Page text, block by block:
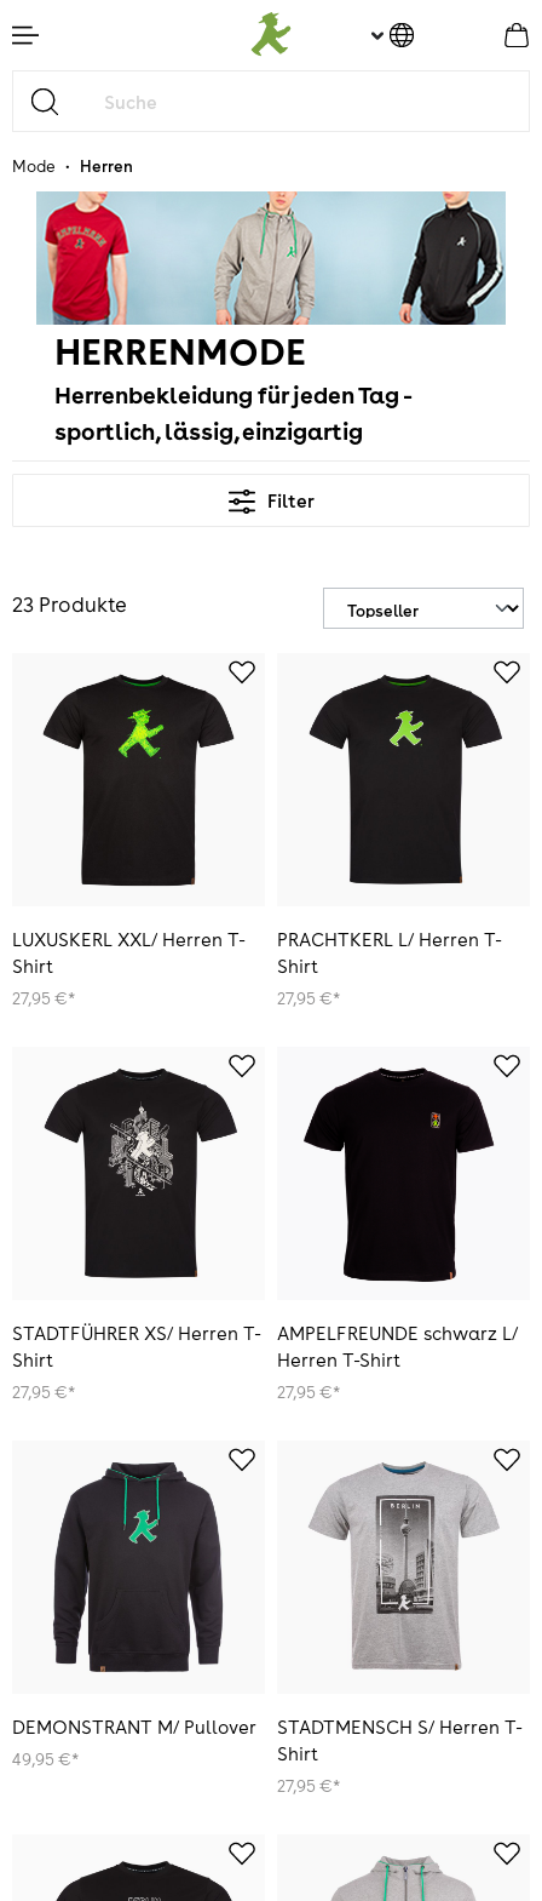
springen
Mode • Herren
HERRENMODE
Herrenbekleidung für jeden Tag -
sportlich, lässig, einzigartig
Filter
23 Produkte
LUXUSKERL XXL/ Herren T-
Shirt
27,95 €*
PRACHTKERL L/ Herren T-
Shirt
27,95 €*
STADTFÜHRER XS/ Herren T-
Shirt
27,95 €*
AMPELFREUNDE schwarz L/
Herren T-Shirt
27,95 €*
DEMONSTRANT M/ Pullover
49,95 €*
STADTMENSCH S/ Herren T-
Shirt
27,95 €*